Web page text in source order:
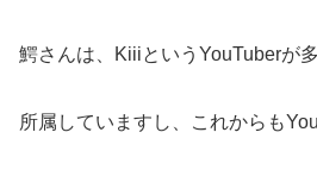
鰐さんは、KiiiというYouTuberが
所属していますし、これからも